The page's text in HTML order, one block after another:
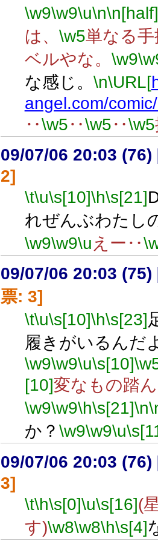
\w9\w9\u\n\n[half]
は、 \w5単なる
ベルやな。 \w9
な感じ。 \n\URL[
angel.com/
‥\w5‥\w5‥\w5
09/07/06 20:03 (76)
2]
\t\u\s[10]\h\s[21]
れぜんぶわたし
\w9\w9\u えー‥
09/07/06 20:03 (75)
票: 3]
\t\u\s[10]\h\s[23]
履きがいるんだ
\w9\w9\u\s[10]
[10]変なもの踏
\w9\w9\h\s[21]\n
か？ \w9\w9\u
09/07/06 20:03 (76)
3]
\t\h\s[0]\u\s[16](
す)\w8\w8\h\s[4]